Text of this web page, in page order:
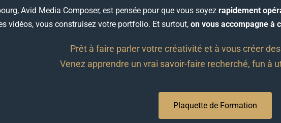
Avid Media Composer, est pensée pour que vous soyez rapidement
vidéos, vous construisez votre portfolio. Et surtout, on vous accompagne à
Prêt à faire parler votre créativité et à vous créer
Venez apprendre un vrai savoir-faire recherché, fun à
Plaquette de Formation